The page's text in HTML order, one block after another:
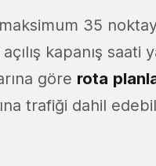
35
kapanış saati
göre rota
trafiği dahil